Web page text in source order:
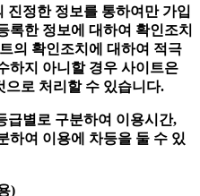
정한 정보를 통하여만 가입
록한 정보에 대하여 확인조치
의 확인조치에 대하여 적극
하지 아니할 경우 사이트은
으로 처리할 수 있습니다.
별로 구분하여 이용시간,
하여 이용에 차등을 둘 수 있
)